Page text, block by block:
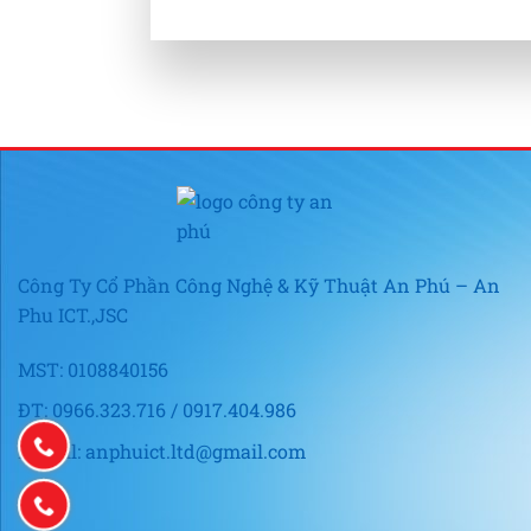
Công Ty Cổ Phần Công Nghệ & Kỹ Thuật An Phú – An
Phu ICT.,JSC
MST: 0108840156
ĐT: 0966.323.716 / 0917.404.986
E-mail: anphuict.ltd@gmail.com